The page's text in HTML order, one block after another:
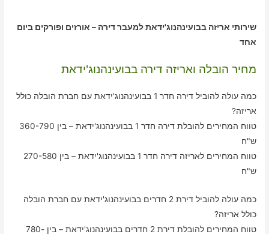
שירותי אריזה בבועינהנוג'ידאת למעבר דירה – אורזים ופורקים ביום
אחד
מחיר הובלה ואריזה דירה בבועינהנוג'ידאת
כמה עולה להוביל דירה חדר 1 בבועינהנוג'ידאת עם חברת הובלה כולל
אריזה?
טווח המחירים להובלת דירה חדר 1 בבועינהנוג'ידאת – בין 360-790
ש"ח
טווח המחירים לאריזה דירה חדר 1 בבועינהנוג'ידאת – בין 270-580
ש"ח
כמה עולה להוביל דירת 2 חדרים בבועינהנוג'ידאת עם חברת הובלה
כולל אריזה?
טווח המחירים להובלת דירת 2 חדרים בבועינהנוג'ידאת – בין 780-